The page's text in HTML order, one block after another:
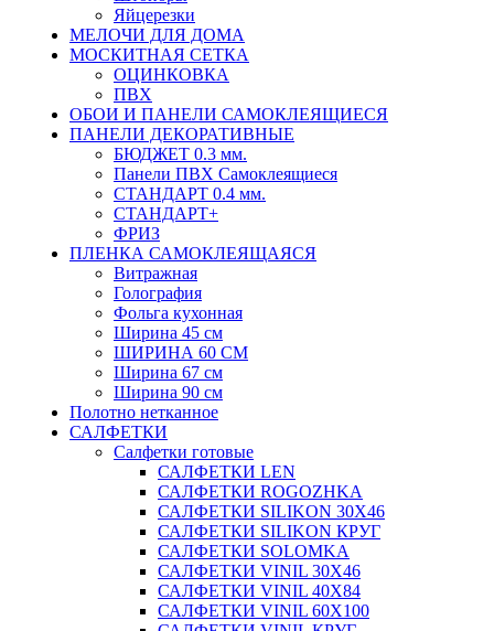
Яйцерезки
МЕЛОЧИ ДЛЯ ДОМА
МОСКИТНАЯ СЕТКА
ОЦИНКОВКА
ПВХ
ОБОИ И ПАНЕЛИ САМОКЛЕЯЩИЕСЯ
ПАНЕЛИ ДЕКОРАТИВНЫЕ
БЮДЖЕТ 0.3 мм.
Панели ПВХ Самоклеящиеся
СТАНДАРТ 0.4 мм.
СТАНДАРТ+
ФРИЗ
ПЛЕНКА САМОКЛЕЯЩАЯСЯ
Витражная
Голография
Фольга кухонная
Ширина 45 см
ШИРИНА 60 СМ
Ширина 67 см
Ширина 90 см
Полотно нетканное
САЛФЕТКИ
Салфетки готовые
САЛФЕТКИ LEN
САЛФЕТКИ ROGOZHKA
САЛФЕТКИ SILIKON 30Х46
САЛФЕТКИ SILIKON КРУГ
САЛФЕТКИ SOLOMKA
САЛФЕТКИ VINIL 30Х46
САЛФЕТКИ VINIL 40Х84
САЛФЕТКИ VINIL 60Х100